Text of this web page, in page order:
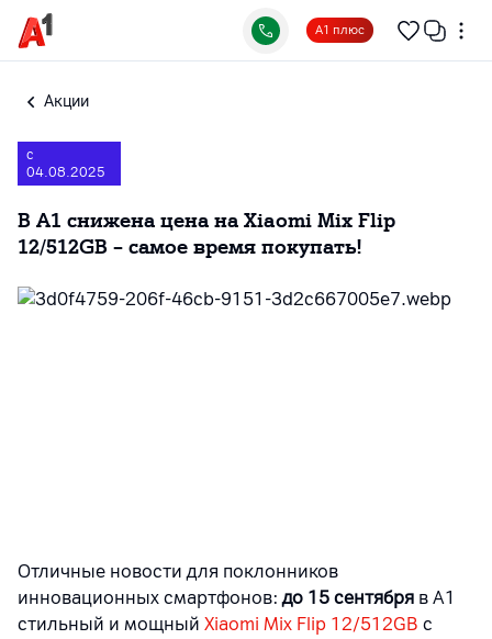
А1 плюс
Акции
с
04.08.2025
В А1 снижена цена на Xiaomi Mix Flip
12/512GB – самое время покупать!
Отличные новости для поклонников
инновационных смартфонов: до 15 сентября в А1
стильный и мощный Xiaomi Mix Flip 12/512GB с